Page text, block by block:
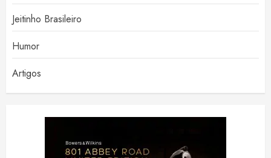
Jeitinho Brasileiro
Humor
Artigos